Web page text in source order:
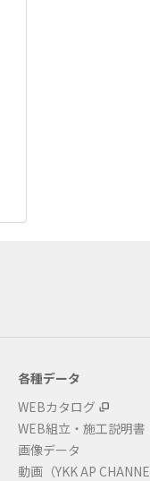
各種データ
WEBカタログ
WEB組立・施工説明書
画像データ
動画（YKK AP